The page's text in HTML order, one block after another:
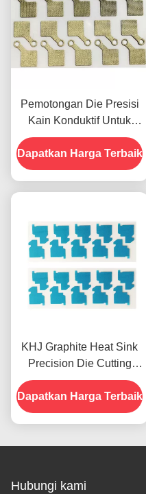
Pemotongan Die Presisi
Kain Konduktif Untuk
Lampu Latar Film
Reflektif LCD PCB
Dapatkan Harga Terbaik
KHJ Graphite Heat Sink
Precision Die Cutting
untuk papan nama ponsel
Dapatkan Harga Terbaik
Hubungi kami